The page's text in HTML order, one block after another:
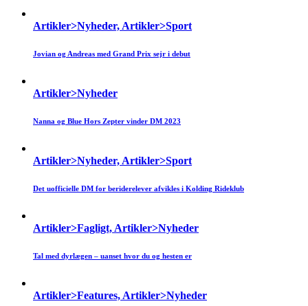
Artikler>Nyheder, Artikler>Sport
Jovian og Andreas med Grand Prix sejr i debut
Artikler>Nyheder
Nanna og Blue Hors Zepter vinder DM 2023
Artikler>Nyheder, Artikler>Sport
Det uofficielle DM for beriderelever afvikles i Kolding Rideklub
Artikler>Fagligt, Artikler>Nyheder
Tal med dyrlægen – uanset hvor du og hesten er
Artikler>Features, Artikler>Nyheder